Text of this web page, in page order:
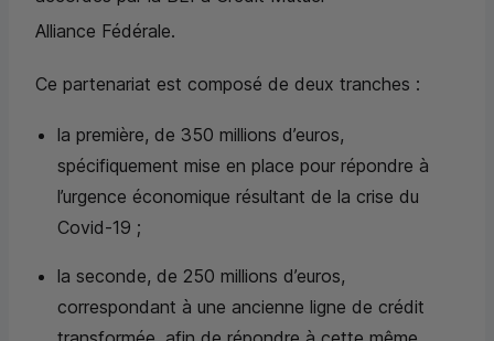
Alliance Fédérale.
Ce partenariat est composé de deux tranches :
la première, de 350 millions d’euros,
spécifiquement mise en place pour répondre à
l’urgence économique résultant de la crise du
Covid-19 ;
la seconde, de 250 millions d’euros,
correspondant à une ancienne ligne de crédit